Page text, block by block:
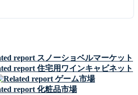
スノーショベルマーケット
住宅用ワインキャビネット
ゲーム市場
化粧品市場